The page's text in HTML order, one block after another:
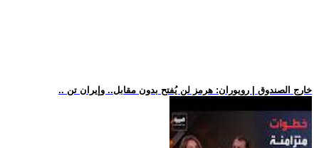
.. خارج الصندوق | رويوران: هرمز لن يُفتح بدون مقابل.. وإيران تن